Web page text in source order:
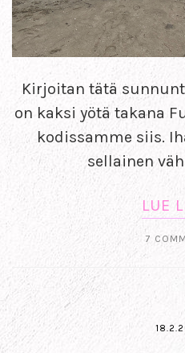
Kirjoitan tätä
on kaksi yötä takana
kodissamme siis.
sellainen
LUE
7